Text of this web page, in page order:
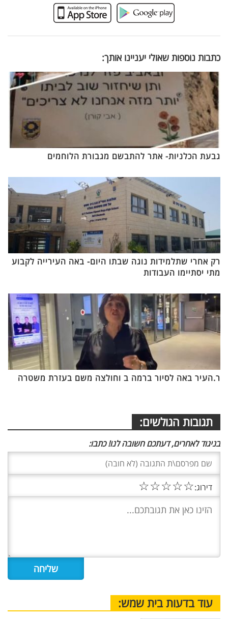
כתבות נוספות שאולי יעניינו אותך:
גבעת הכלניות- אתר להתבשם מגבורת הלוחמים
רק אחרי שתלמידות נוגה שבתו היום- באה העירייה לקבוע
מתי יסתיימו העבודות
ר.העיר באה לסיור ברמה ב וחולצה משם בעזרת משטרה
תגובות הגולשים:
בניגוד לאחרים, דעתכם חשובה לנו! כתבו:
דירוג:☆
☆
☆
☆
☆
עוד בדעות בית שמש: